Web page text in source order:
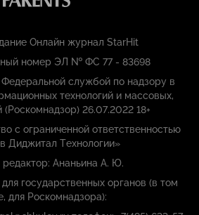
Онлайн журнал StarHit
номер ЭЛ № ФС 77 - 83698
службой по надзору в
технологий и массовых,
(Роскомнадзор) 26.07.2022 18+
с ограниченной ответственностью
Диджитал Технологии»
редактор: Ананьина А. Ю.
государственных органов (в том
для Роскомнадзора):